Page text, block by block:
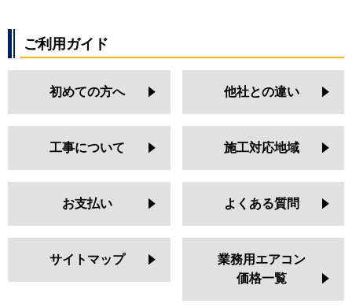
ご利用ガイド
初めての方へ 他社との違い
工事について 施工対応地域
お支払い よくある質問
サイトマップ
業務用エアコン
価格一覧